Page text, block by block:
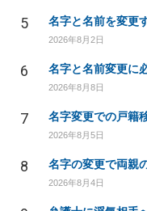
5 名字と名前を変更
2026年8月2日
6 名字と名前変更に
2026年8月8日
7 名字変更での戸籍
2026年8月5日
8 名字の変更で両親
2026年8月4日